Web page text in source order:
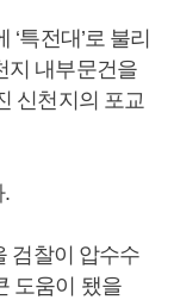
특전대’로 불리
지 내부문건을
신천지의 포교
.
검찰이 압수수
도움이 됐을